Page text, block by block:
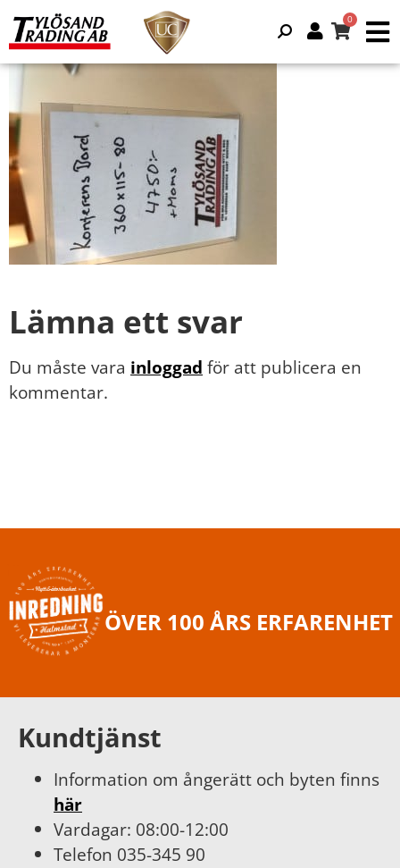
Lämna ett svar
Du måste vara inloggad för att publicera en
kommentar.
ÖVER 100 ÅRS ERFARENHET
Kundtjänst
Information om ångerätt och byten finns
här
Vardagar: 08:00-12:00
Telefon 035-345 90